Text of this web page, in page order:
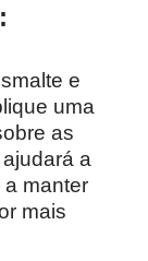
e
uma
as
a
manter
mais